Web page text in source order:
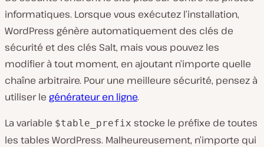
informatiques. Lorsque vous exécutez l’installation,
WordPress génère automatiquement des clés de
sécurité et des clés Salt, mais vous pouvez les
modifier à tout moment, en ajoutant n’importe quelle
chaîne arbitraire. Pour une meilleure sécurité, pensez à
utiliser le générateur en ligne.
La variable $table_prefix stocke le préfixe de toutes
les tables WordPress. Malheureusement, n’importe qui